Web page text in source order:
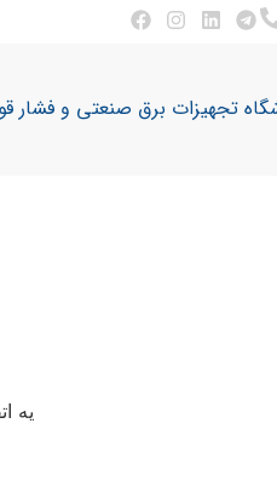
تجهیزات برق صنعتی و فشار
یه